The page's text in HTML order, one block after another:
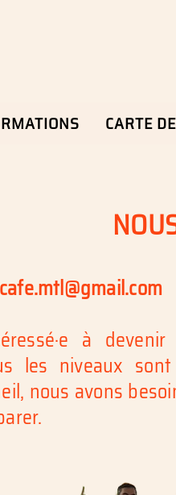
CARTE
à
les niveaux sont
nous avons